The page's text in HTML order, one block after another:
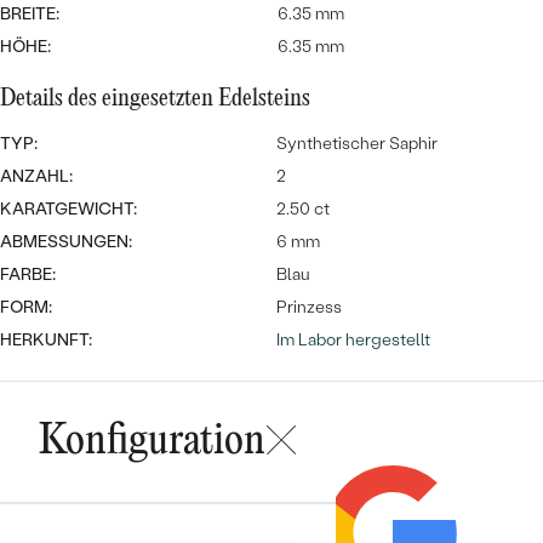
Meistverkaufte
Eheringe
ANSCHAUEN
MIT EDELSTEIN
GOLD
PLATIN
SILBER
EDELSTEINSCHMUCK
SCHMUCK MIT LAB GROWN
PERLENSCHMUCK
NACH STYL
PERSONALISIERT
SYMBOLISCH
MINIMALISTISCH
NACH ANLASS
PREISWERTE
LUXURIÖSE
LUXURIÖSE
BREITE:
6.35 mm
HÖHE:
6.35 mm
Details des eingesetzten Edelsteins
TYP:
Synthetischer Saphir
ANZAHL:
2
KARATGEWICHT:
2.50 ct
ABMESSUNGEN:
6 mm
FARBE:
Blau
FORM:
Prinzess
HERKUNFT:
Im Labor hergestellt
Konfiguration